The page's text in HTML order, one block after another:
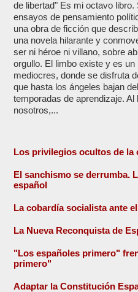
de libertad" Es mi octavo
ensayos de pensamiento
una obra de ficción que
una novela hilarante y
ser ni héroe ni villano, sobre
orgullo. El limbo existe y es
mediocres, donde se disfruta
que hasta los ángeles bajan
temporadas de aprendizaje.
nosotros,...
Los privilegios ocultos de la
El sanchismo se derrumba.
español
La cobardía socialista ante
La Nueva Reconquista de
"Los españoles primero"
primero"
Adaptar la Constitución